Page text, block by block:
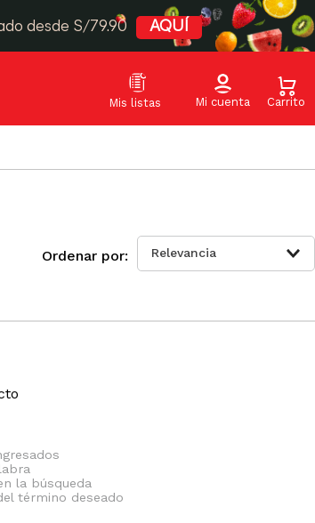
desde S/79.90 AQUÍ
Relevancia
la búsqueda
término deseado